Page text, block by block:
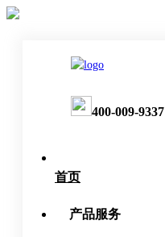
400-009-9337
首页
产品服务